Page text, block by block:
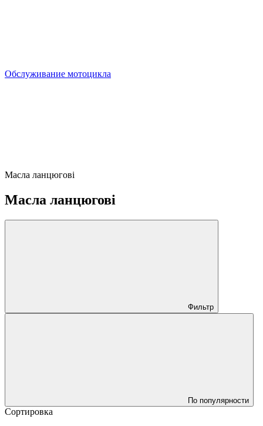
Обслуживание мотоцикла
Масла ланцюгові
Масла ланцюгові
Фильтр
По популярности
Сортировка